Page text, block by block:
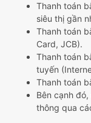
Thanh toán
siêu thị gần
Thanh toán
Card, JCB).
Thanh toán
tuyến
Thanh toán
Bên cạnh
thông qua